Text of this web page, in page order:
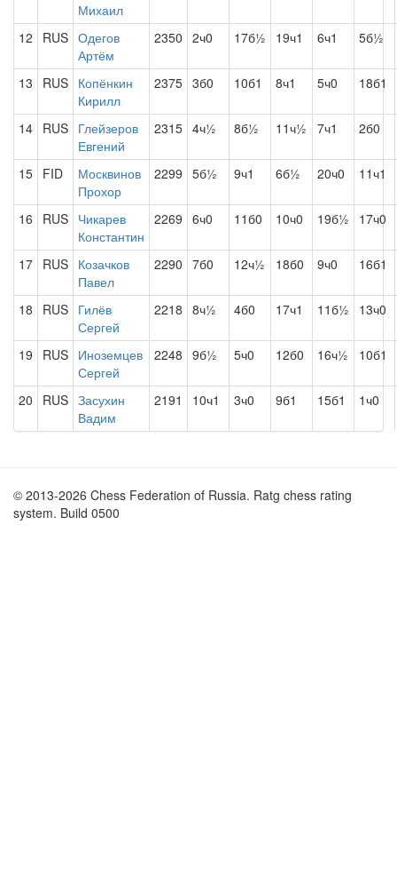
Михаил
12 RUS Одегов
Артём
2350 2ч0 17б½ 19ч1 6ч1 5б½
13 RUS Копёнкин
Кирилл
2375 3б0 10б1 8ч1 5ч0 18б1
14 RUS Глейзеров
Евгений
2315 4ч½ 8б½ 11ч½ 7ч1 2б0
15 FID
Москвинов
Прохор
2299 5б½ 9ч1 6б½ 20ч0 11ч1
16 RUS Чикарев
Константин
2269 6ч0 11б0 10ч0 19б½ 17ч0
17 RUS Козачков
Павел
2290 7б0 12ч½ 18б0 9ч0 16б1
18 RUS Гилёв
Сергей
2218 8ч½ 4б0 17ч1 11б½ 13ч0
19 RUS Иноземцев
Сергей
2248 9б½ 5ч0 12б0 16ч½ 10б1
20 RUS Засухин
Вадим
2191 10ч1 3ч0 9б1 15б1 1ч0
© 2013-2026 Chess Federation of Russia. Ratg chess rating
system. Build 0500